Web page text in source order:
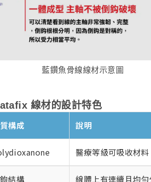
藍鑽魚骨線線材示意圖
線材的設計特色
構成 說明
醫療等級可吸收材
結構 線體上有連續且均